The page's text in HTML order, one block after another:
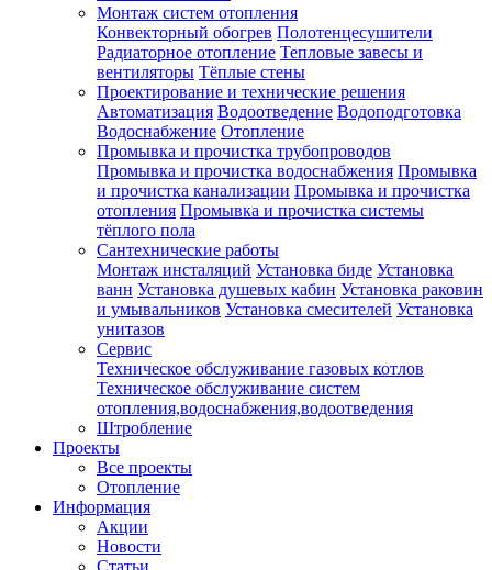
Монтаж систем отопления
Конвекторный обогрев Полотенцесушители
Радиаторное отопление Тепловые завесы и
вентиляторы Тёплые стены
Проектирование и технические решения
Автоматизация Водоотведение Водоподготовка
Водоснабжение Отопление
Промывка и прочистка трубопроводов
Промывка и прочистка водоснабжения Промывка
и прочистка канализации Промывка и прочистка
отопления Промывка и прочистка системы
тёплого пола
Сантехнические работы
Монтаж инсталяций Установка биде Установка
ванн Установка душевых кабин Установка раковин
и умывальников Установка смесителей Установка
унитазов
Сервис
Техническое обслуживание газовых котлов
Техническое обслуживание систем
отопления,водоснабжения,водоотведения
Штробление
Проекты
Все проекты
Отопление
Информация
Акции
Новости
Статьи